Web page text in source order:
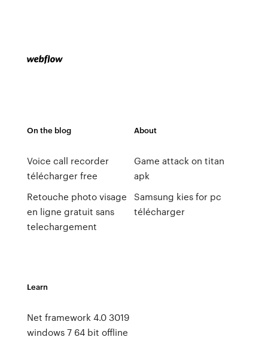
On the blog
Voice call recorder
télécharger free
Retouche photo visage
en ligne gratuit sans
telechargement
About
Game attack on titan
apk
Samsung kies for pc
télécharger
Learn
Net framework 4.0 3019
windows 7 64 bit offline